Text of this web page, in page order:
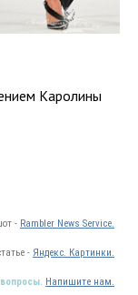
Каролины
- Rambler News Service.
- Яндекс. Картинки.
Напишите нам.